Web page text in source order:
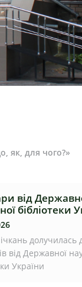
як, для чого?»
від
бібліотеки
долучилась
від Державної
України